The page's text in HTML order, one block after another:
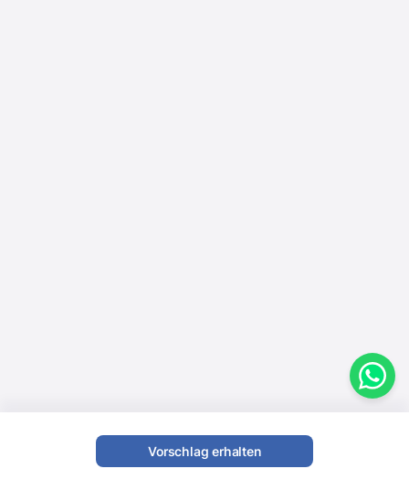
Vorschlag erhalten